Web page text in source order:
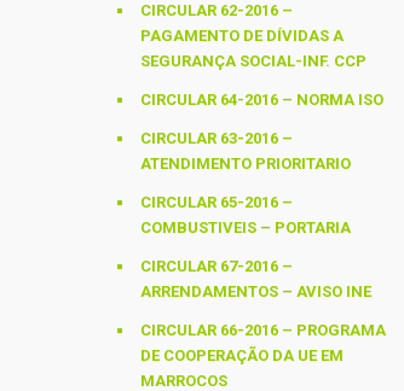
CIRCULAR 62-2016 –
PAGAMENTO DE DÍVIDAS A
SEGURANÇA SOCIAL-INF. CCP
CIRCULAR 64-2016 – NORMA ISO
CIRCULAR 63-2016 –
ATENDIMENTO PRIORITARIO
CIRCULAR 65-2016 –
COMBUSTIVEIS – PORTARIA
CIRCULAR 67-2016 –
ARRENDAMENTOS – AVISO INE
CIRCULAR 66-2016 – PROGRAMA
DE COOPERAÇÃO DA UE EM
MARROCOS